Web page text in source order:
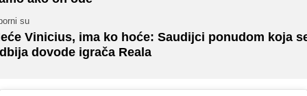
su
Vinicius, ima ko hoće: Saudijci ponudom koja
dovode igrača Reala